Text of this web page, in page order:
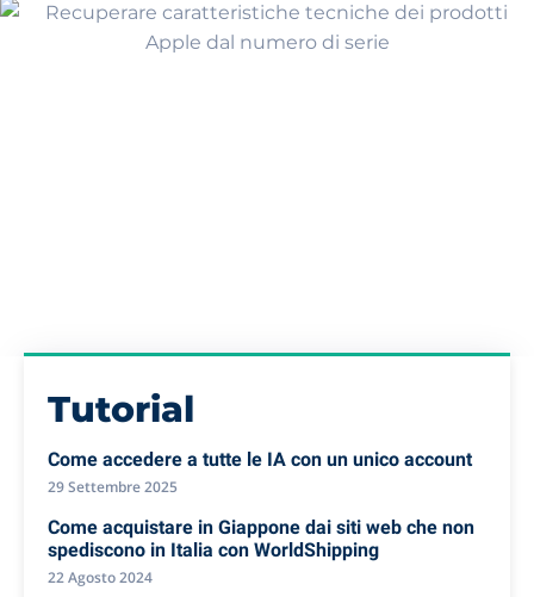
Tutorial
Come accedere a tutte le IA con un unico account
29 Settembre 2025
Come acquistare in Giappone dai siti web che non
spediscono in Italia con WorldShipping
22 Agosto 2024